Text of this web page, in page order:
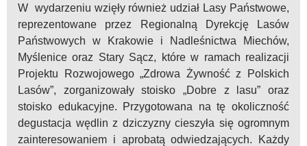
W wydarzeniu wzięły również udział Lasy Państwowe,
reprezentowane przez Regionalną Dyrekcję Lasów
Państwowych w Krakowie i Nadleśnictwa Miechów,
Myślenice oraz Stary Sącz, które w ramach realizacji
Projektu Rozwojowego „Zdrowa Żywność z Polskich
Lasów”, zorganizowały stoisko „Dobre z lasu” oraz
stoisko edukacyjne. Przygotowana na tę okoliczność
degustacja wędlin z dziczyzny cieszyła się ogromnym
zainteresowaniem i aprobatą odwiedzających. Każdy